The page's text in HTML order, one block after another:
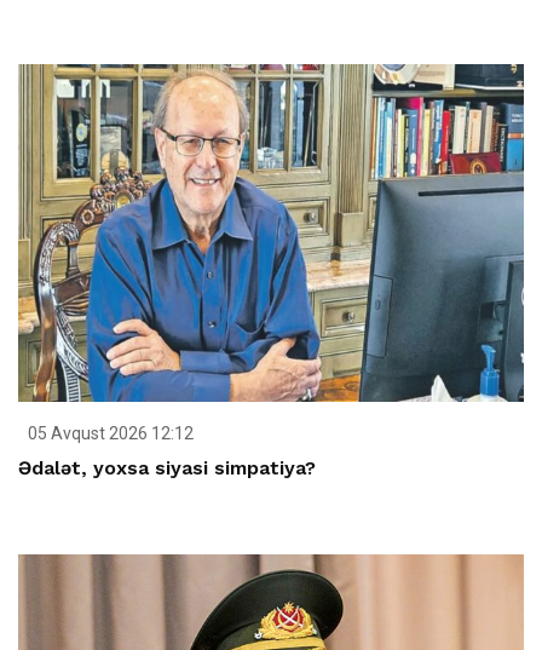
05 Avqust 2026 12:12
Ədalət, yoxsa siyasi simpatiya?